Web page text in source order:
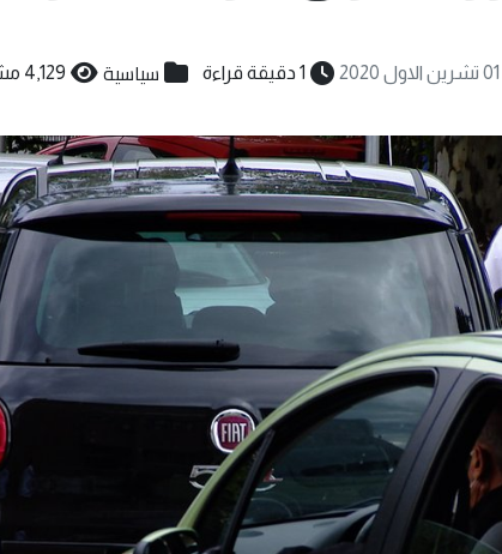
1 دقيقة قراءة سياسية 4,129 مشاهدة